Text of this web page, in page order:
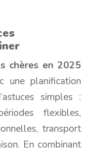
chères en 2025
une planification
simples :
flexibles,
transport
En combinant